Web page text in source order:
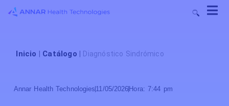
Inicio Catálogo Diagnóstico Sindrómico
Annar Health Technologies 11/05/2026 Hora: 7:44 pm